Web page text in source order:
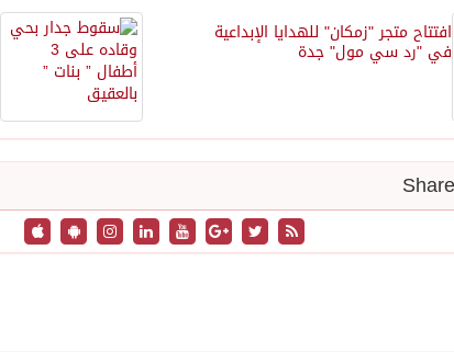
افتتاح متجر "زمكان" للهدايا الإبداعية
في "رد سي مول" جدة